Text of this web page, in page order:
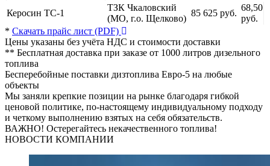
Керосин ТС-1
ТЗК Чкаловский
(МО, г.о. Щелково)
85 625 руб.
68,50
руб.
* Скачать прайс лист (PDF)
Цены указаны без учёта НДС и стоимости доставки
** Бесплатная доставка при заказе от 1000 литров дизельного
топлива
Бесперебойные поставки дизтоплива Евро-5 на любые
объекты
Мы заняли крепкие позиции на рынке благодаря гибкой
ценовой политике, по-настоящему индивидуальному подходу
и четкому выполнению взятых на себя обязательств.
ВАЖНО! Остерегайтесь некачественного топлива!
НОВОСТИ КОМПАНИИ